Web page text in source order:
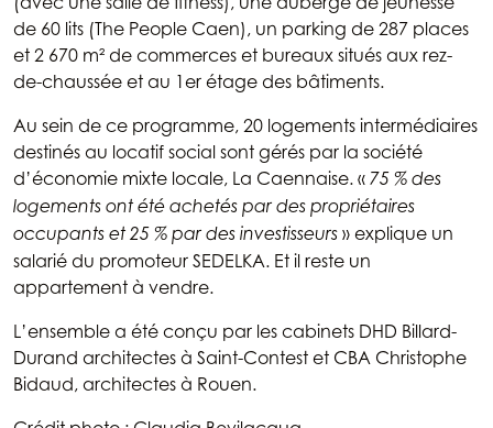
de-chaussée et au 1er étage des bâtiments.
Au sein de ce programme, 20 logements intermédiaires
destinés au locatif social sont gérés par la société
d’économie mixte locale, La Caennaise. «
75 % des
logements ont été achetés par des propriétaires
occupants et 25 % par des investisseurs » explique un
salarié du promoteur SEDELKA. Et il reste un
appartement à vendre.
L’ensemble a été conçu par les cabinets DHD Billard-
Durand architectes à Saint-Contest et CBA Christophe
Bidaud, architectes à Rouen.
Crédit photo : Claudia Bevilacqua